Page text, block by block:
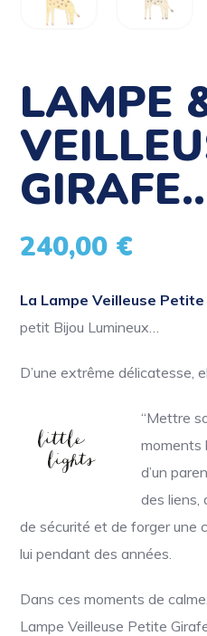
LAMPE
240,00 €
La Lampe Veilleuse
petit Bijou Lumineux…
D’une extrême délicatesse,
“Mettre
moments
d’un
des liens,
de sécurité et de forger une
lui pendant des années.
Dans ces moments de
Lampe Veilleuse Petite